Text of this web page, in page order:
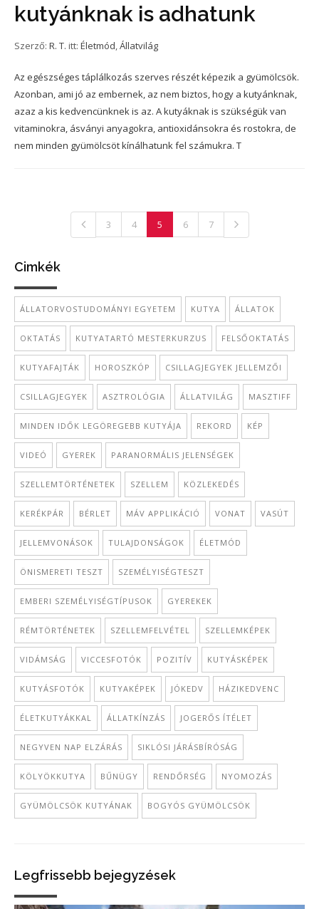
kutyánknak is adhatunk
Szerző: R. T. itt: Életmód,Állatvilág
Az egészséges táplálkozás szerves részét képezik a gyümölcsök.
Azonban, ami jó az embernek, az nem biztos, hogy a kutyánknak,
azaz a kis kedvencünknek is az. A kutyáknak is szükségük van
vitaminokra, ásványi anyagokra, antioxidánsokra és rostokra, de
nem minden gyümölcsöt kínálhatunk fel számukra. T
3 4 5 6 7
Cimkék
ÁLLATORVOSTUDOMÁNYI EGYETEM KUTYA ÁLLATOK
OKTATÁS KUTYATARTÓ MESTERKURZUS FELSŐOKTATÁS
KUTYAFAJTÁK HOROSZKÓP CSILLAGJEGYEK JELLEMZŐI
CSILLAGJEGYEK ASZTROLÓGIA ÁLLATVILÁG MASZTIFF
MINDEN IDŐK LEGÖREGEBB KUTYÁJA REKORD KÉP
VIDEÓ GYEREK PARANORMÁLIS JELENSÉGEK
SZELLEMTÖRTÉNETEK SZELLEM KÖZLEKEDÉS
KERÉKPÁR BÉRLET MÁV APPLIKÁCIÓ VONAT VASÚT
JELLEMVONÁSOK TULAJDONSÁGOK ÉLETMÓD
ÖNISMERETI TESZT SZEMÉLYISÉGTESZT
EMBERI SZEMÉLYISÉGTÍPUSOK GYEREKEK
RÉMTÖRTÉNETEK SZELLEMFELVÉTEL SZELLEMKÉPEK
VIDÁMSÁG VICCESFOTÓK POZITÍV KUTYÁSKÉPEK
KUTYÁSFOTÓK KUTYAKÉPEK JÓKEDV HÁZIKEDVENC
ÉLETKUTYÁKKAL ÁLLATKÍNZÁS JOGERŐS ÍTÉLET
NEGYVEN NAP ELZÁRÁS SIKLÓSI JÁRÁSBÍRÓSÁG
KÖLYÖKKUTYA BŰNÜGY RENDŐRSÉG NYOMOZÁS
GYÜMÖLCSÖK KUTYÁNAK BOGYÓS GYÜMÖLCSÖK
Legfrissebb bejegyzések